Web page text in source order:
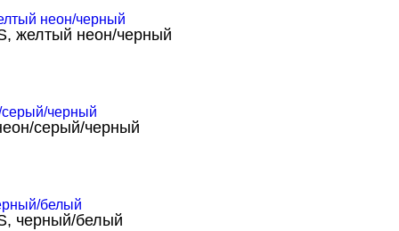
желтый неон/черный
серый/черный
черный/белый